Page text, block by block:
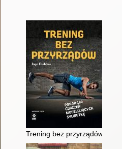
Trening bez przyrządów :